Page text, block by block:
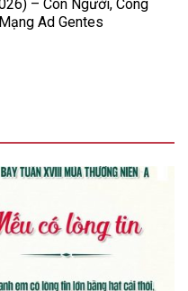
– Con Người, Công
Ad Gentes